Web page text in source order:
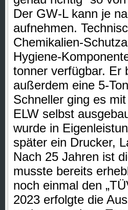
Der GW-L kann je
aufnehmen.
Chemikalien-
Hygiene-
tonner verfügbar. Er
außerdem eine 5-
Schneller ging es
ELW selbst
wurde in
später ein Drucker,
Nach 25 Jahren ist
musste bereits
noch einmal den
2023 erfolgte die